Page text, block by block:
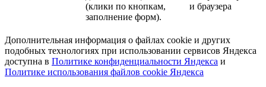
(клики по кнопкам,
заполнение форм).
и браузера
Дополнительная информация о файлах cookie и других
подобных технологиях при использовании сервисов Яндекса
доступна в Политике конфиденциальности Яндекса и
Политике использования файлов cookie Яндекса